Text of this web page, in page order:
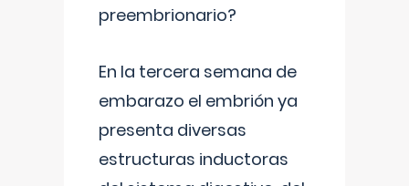
preembrionario?
En la tercera semana de
embarazo el embrión ya
presenta diversas
estructuras inductoras